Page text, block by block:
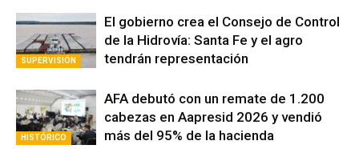
El gobierno crea el Consejo de Control
de la Hidrovía: Santa Fe y el agro
AFA debutó con un remate de 1.200
cabezas en Aapresid 2026 y vendió